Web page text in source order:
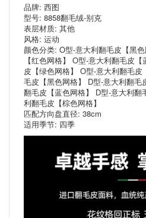
品牌: 西图
型号: 8858翻毛绒-别克
表层材质: 其他
风格: 运动
颜色分类: O型-意大利翻毛皮【黑
【红色网格】 O型-意大利翻毛皮
皮【绿色网格】 O型-意大利翻毛
毛皮【黑色网格】 D型-意大利翻毛
翻毛皮【蓝色网格】 D型-意大利翻
利翻毛皮【棕色网格】
匹配方向盘直径: 38cm
适用季节: 四季